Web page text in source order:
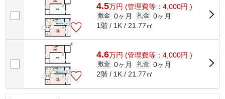
4.5万円 (管理費等：4,000円 )
敷金 0ヶ月 礼金 0ヶ月
1階 / 1K / 21.77㎡
4.6万円 (管理費等：4,000円 )
敷金 0ヶ月 礼金 0ヶ月
2階 / 1K / 21.77㎡